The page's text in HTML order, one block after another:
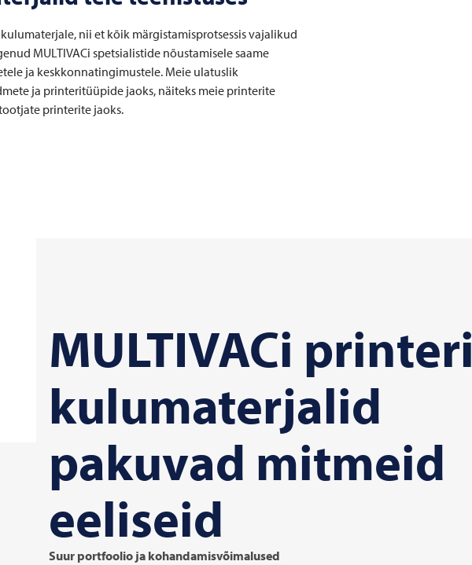
nii et kõik märgistamisprotsessis vajalikud
MULTIVACi spetsialistide nõustamisele saame
ja keskkonnatingimustele. Meie ulatuslik
ja printeritüüpide jaoks, näiteks meie printerite
printerite jaoks.
MULTIVACi printeri
kulumaterjalid
pakuvad mitmeid
eeliseid
Suur portfoolio ja kohandamisvõimalused